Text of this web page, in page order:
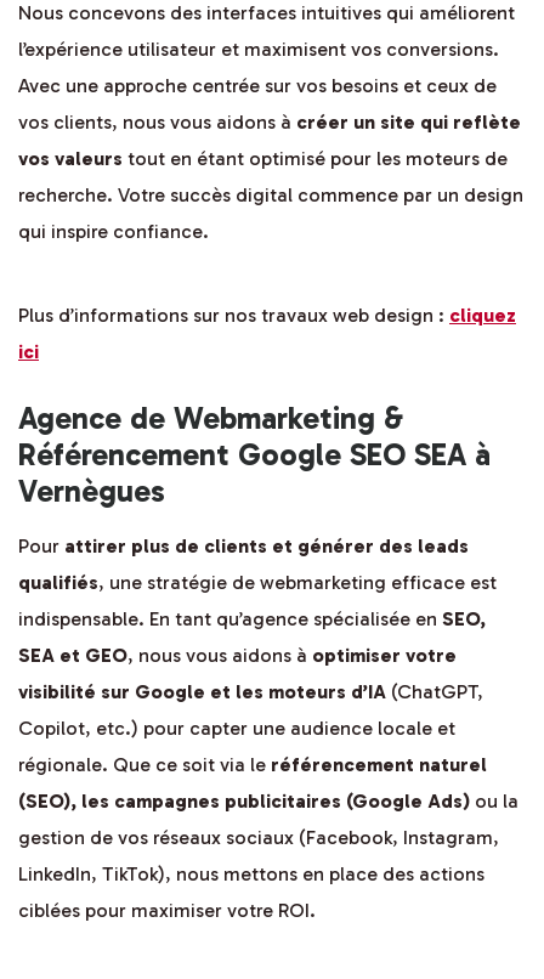
Nous concevons des interfaces intuitives qui améliorent
l’expérience utilisateur et maximisent vos conversions.
Avec une approche centrée sur vos besoins et ceux de
vos clients, nous vous aidons à créer un site qui reflète
vos valeurs tout en étant optimisé pour les moteurs de
recherche. Votre succès digital commence par un design
qui inspire confiance.
Plus d’informations sur nos travaux web design : cliquez
ici
Agence de Webmarketing &
Référencement Google SEO SEA à
Vernègues
Pour attirer plus de clients et générer des leads
qualifiés, une stratégie de webmarketing efficace est
indispensable. En tant qu’agence spécialisée en SEO,
SEA et GEO, nous vous aidons à optimiser votre
visibilité sur Google et les moteurs d’IA (ChatGPT,
Copilot, etc.) pour capter une audience locale et
régionale. Que ce soit via le référencement naturel
(SEO), les campagnes publicitaires (Google Ads) ou la
gestion de vos réseaux sociaux (Facebook, Instagram,
LinkedIn, TikTok), nous mettons en place des actions
ciblées pour maximiser votre ROI.